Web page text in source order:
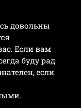
довольны
Если вам
буду рад
если